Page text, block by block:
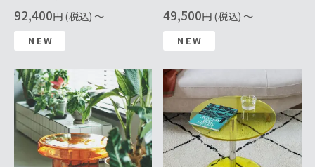
92,400円 (税込) ～
NEW
49,500円 (税込) ～
NEW